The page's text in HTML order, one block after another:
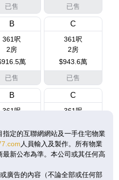
已售 已售
B
361呎
2房
萬
已售
C
361呎
2房
$943.6萬
已售
B
361呎
萬
已售
C
361呎
$917.6萬
已售
指定的互聯網網站及一手住宅物業
人員輸入及製作。所有物業
新公布為準。本公司或其任何高
廣告的內容（不論全部或任何部